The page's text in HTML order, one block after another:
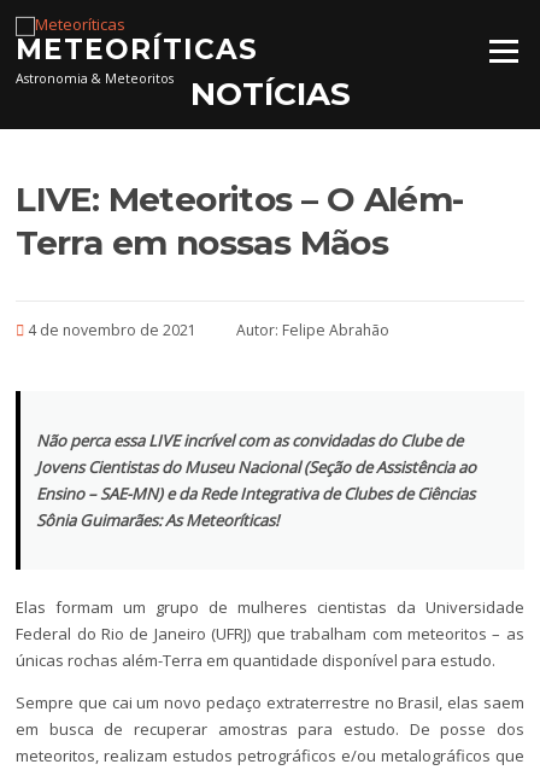
Pular para o conteúdo
METEORÍTICAS
Astronomia & Meteoritos
Menu
NOTÍCIAS
LIVE: Meteoritos – O Além-
Terra em nossas Mãos
4 de novembro de 2021 Autor: Felipe Abrahão
Não perca essa LIVE incrível com as convidadas do Clube de
Jovens Cientistas do Museu Nacional (Seção de Assistência ao
Ensino – SAE-MN) e da Rede Integrativa de Clubes de Ciências
Sônia Guimarães: As Meteoríticas!
Elas formam um grupo de mulheres cientistas da Universidade
Federal do Rio de Janeiro (UFRJ) que trabalham com meteoritos – as
únicas rochas além-Terra em quantidade disponível para estudo.
Sempre que cai um novo pedaço extraterrestre no Brasil, elas saem
em busca de recuperar amostras para estudo. De posse dos
meteoritos, realizam estudos petrográficos e/ou metalográficos que